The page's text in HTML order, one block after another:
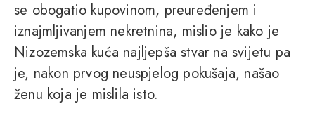
se obogatio kupovinom, preuređenjem i
iznajmljivanjem nekretnina, mislio je kako je
Nizozemska kuća najljepša stvar na svijetu pa
je, nakon prvog neuspjelog pokušaja, našao
ženu koja je mislila isto.